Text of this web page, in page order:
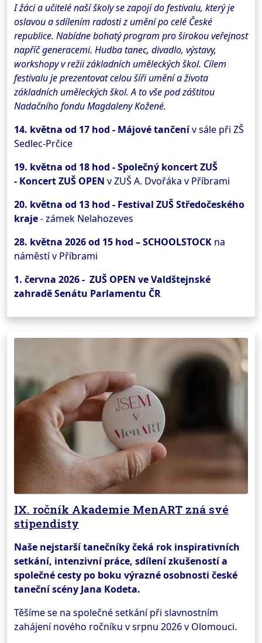
I žáci a učitelé naší školy se zapojí do festivalu, který je
oslavou a sdílením radosti z umění po celé České
republice. Nabídne bohatý program pro širokou veřejnost
napříč generacemi. Hudba tanec, divadlo, výstavy,
workshopy v režii základních uměleckých škol. Cílem
festivalu je prezentovat celou šíři umění a života
základních uměleckých škol. A to vše pod záštitou
Nadačního fondu Magdaleny Kožené.
14. května od 17 hod - Májové tančenív sále při ZŠ
Sedlec-Prčice
19. května od 18 hod - Společný koncert ZUŠ
- Koncert ZUŠ OPEN v ZUŠ A. Dvořáka v Příbrami
20. května od 13 hod - Festival ZUŠ Středočeského
kraje- zámek Nelahozeves
28. května 2026 od 15 hod – SCHOOLSTOCK na
náměstí v Příbrami
1. června 2026 - ZUŠ OPEN ve Valdštejnské
zahradě Senátu Parlamentu ČR
IX. ročník Akademie MenART zná své
stipendisty
Naše nejstarší tanečníky čeká rok inspirativních
setkání, intenzivní práce, sdílení zkušeností a
společné cesty po boku výrazné osobnosti české
taneční scény Jana Kodeta.
Těšíme se na společné setkání při slavnostním
zahájení nového ročníku v srpnu 2026 v Olomouci.